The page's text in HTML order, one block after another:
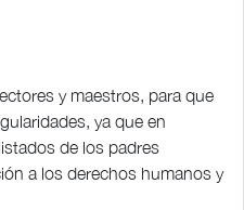
y maestros, para que
ya que en
de los padres
a los derechos humanos y